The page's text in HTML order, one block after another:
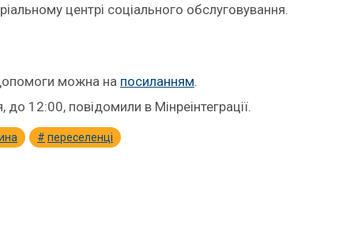
центрі соціального обслуговування.
можна на посиланням.
12:00, повідомили в Мінреінтеграції.
переселенці